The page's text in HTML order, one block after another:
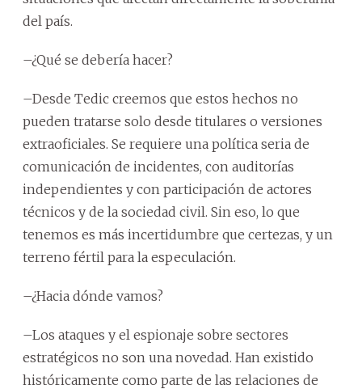
del país.
–¿Qué se debería hacer?
–Desde Tedic creemos que estos hechos no
pueden tratarse solo desde titulares o versiones
extraoficiales. Se requiere una política seria de
comunicación de incidentes, con auditorías
independientes y con participación de actores
técnicos y de la sociedad civil. Sin eso, lo que
tenemos es más incertidumbre que certezas, y un
terreno fértil para la especulación.
–¿Hacia dónde vamos?
–Los ataques y el espionaje sobre sectores
estratégicos no son una novedad. Han existido
históricamente como parte de las relaciones de